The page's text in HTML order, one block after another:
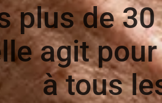
plus de
agit
à tous